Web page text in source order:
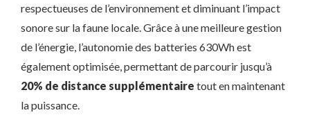
respectueuses de l’environnement et diminuant l’impact
sonore sur la faune locale. Grâce à une meilleure gestion
de l’énergie, l’autonomie des batteries 630Wh est
également optimisée, permettant de parcourir jusqu’à
20% de distance supplémentaire tout en maintenant
la puissance.